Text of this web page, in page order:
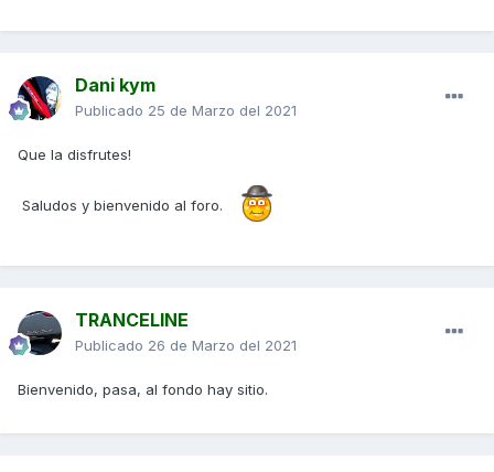
Dani kym
Publicado 25 de Marzo del 2021
Que la disfrutes!
Saludos y bienvenido al foro.
TRANCELINE
Publicado 26 de Marzo del 2021
Bienvenido, pasa, al fondo hay sitio.